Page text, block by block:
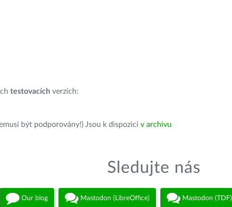
testovacích verzích:
být podporovány!) Jsou k dispozici v archivu
Sledujte nás
Our blog Mastodon (LibreOffice) Mastodon (TDF)